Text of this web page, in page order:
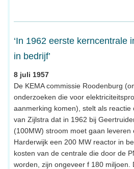
‘In 1962 eerste kerncentrale
in bedrijf’
8 juli 1957
De KEMA commissie Roodenburg
onderzoeken die voor
aanmerking komen), stelt als reactie
van Zijlstra dat in 1962 bij
(100MW) stroom moet gaan leveren
Harderwijk een 200 MW reactor in
kosten van de centrale die door de
worden, zijn ongeveer f 180 miljoen.